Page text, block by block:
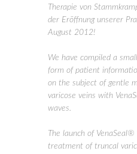
Therapie von
der Eröffnung unserer
August 2012!
We have compiled a
form of patient
on the subject of gentle
varicose veins with
waves.
The launch of
treatment of truncal